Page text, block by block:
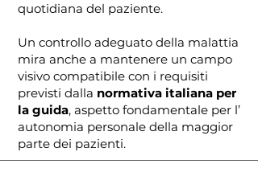
quotidiana del paziente.
Un controllo adeguato della malattia
mira anche a mantenere un campo
visivo compatibile con i requisiti
previsti dalla normativa italiana per
la guida, aspetto fondamentale per l’
autonomia personale della maggior
parte dei pazienti.